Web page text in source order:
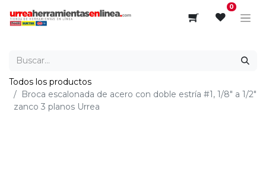
0
Todos los productos
Broca escalonada de acero con doble estría #1, 1/8" a 1/2"
zanco 3 planos Urrea